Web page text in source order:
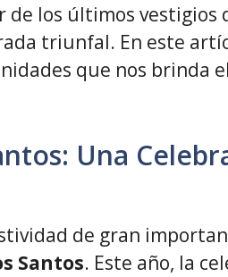
de los últimos vestigios
triunfal. En este
que nos brinda el
Una
de gran
Santos. Este año, la